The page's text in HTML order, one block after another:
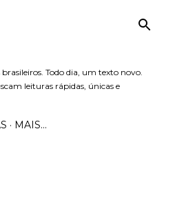
Todo dia, um texto novo.
leituras rápidas, únicas e
MAIS…